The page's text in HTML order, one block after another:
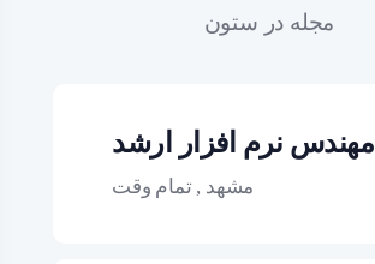
مجله در ستون
مهندس نرم افزار ارشد
تمام وقت , مشهد